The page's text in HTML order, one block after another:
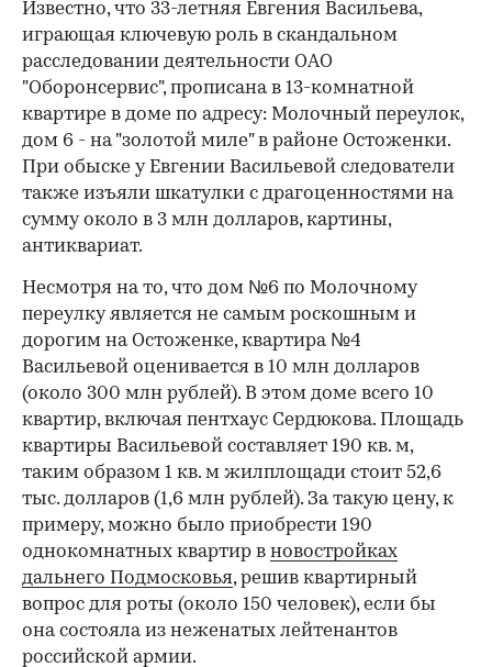
Известно, что 33-летняя Евгения Васильева,
играющая ключевую роль в скандальном
расследовании деятельности ОАО
"Оборонсервис", прописана в 13-комнатной
квартире в доме по адресу: Молочный переулок,
дом 6 - на "золотой миле" в районе Остоженки.
При обыске у Евгении Васильевой следователи
также изъяли шкатулки с драгоценностями на
сумму около в 3 млн долларов, картины,
антиквариат.
Несмотря на то, что дом №6 по Молочному
переулку является не самым роскошным и
дорогим на Остоженке, квартира №4
Васильевой оценивается в 10 млн долларов
(около 300 млн рублей). В этом доме всего 10
квартир, включая пентхаус Сердюкова. Площадь
квартиры Васильевой составляет 190 кв. м,
таким образом 1 кв. м жилплощади стоит 52,6
тыс. долларов (1,6 млн рублей). За такую цену, к
примеру, можно было приобрести 190
однокомнатных квартир в новостройках
дальнего Подмосковья, решив квартирный
вопрос для роты (около 150 человек), если бы
она состояла из неженатых лейтенантов
российской армии.